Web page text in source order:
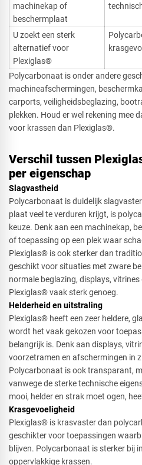
machinekap of
beschermplaat
U zoekt een sterk
alternatief voor
Plexiglas®
Polycarbonaat is onder andere
machineafschermingen,
carports, veiligheidsbeglazing,
plekken. Houd er wel rekening mee
voor krassen dan Plexiglas®.
Verschil tussen
per eigenschap
Slagvastheid
Polycarbonaat is duidelijk
plaat veel te verduren krijgt, is
keuze. Denk aan een machinekap,
of toepassing op een plek waar
Plexiglas® is ook sterker dan
geschikt voor situaties met zware
normale beglazing, displays,
Plexiglas® vaak sterk genoeg.
Helderheid en uitstraling
Plexiglas® heeft een zeer heldere,
wordt het vaak gekozen voor
belangrijk is. Denk aan displays,
voorzetramen en afschermingen in
Polycarbonaat is ook transparant,
vanwege de sterke technische
mooi, helder en strak moet ogen,
Krasgevoeligheid
Plexiglas® is krasvaster dan
geschikter voor toepassingen
blijven. Polycarbonaat is sterker bij
oppervlakkige krassen.